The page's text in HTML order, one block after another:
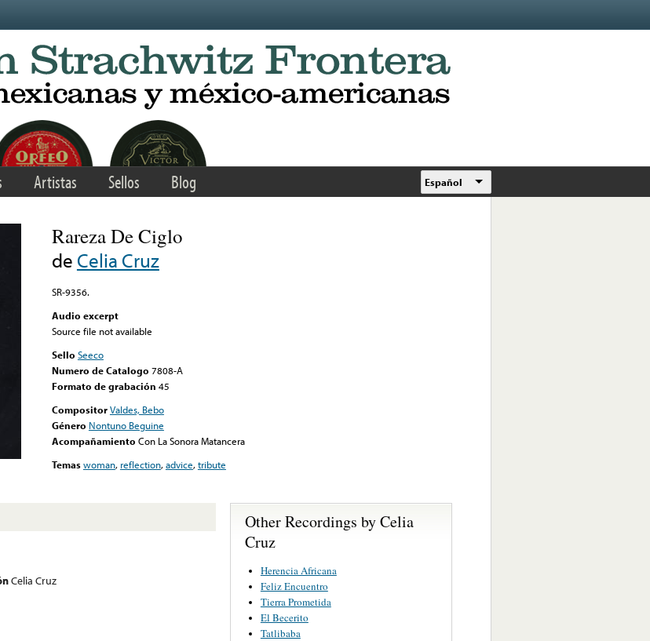
Artistas Sellos Blog Español
Rareza De Ciglo
de Celia Cruz
SR-9356.
Audio excerpt
Source file not available
Sello Seeco
Numero de Catalogo 7808-A
Formato de grabación 45
CompositorValdes, Bebo
Género Nontuno Beguine
Acompañamiento Con La Sonora Matancera
Temaswoman, reflection,advice,tribute
Celia Cruz
Other Recordings by Celia
Cruz
Herencia Africana
Feliz Encuentro
Tierra Prometida
El Becerito
Tatlibaba